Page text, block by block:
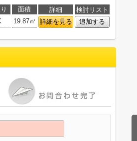
面積 詳細
検討リスト
19.87㎡ 詳細を見る 追加する